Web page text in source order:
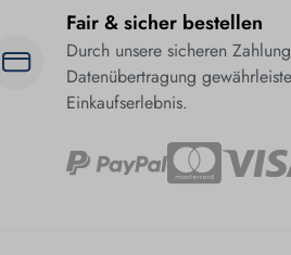
Fair & sicher bestellen
Durch unsere sicheren
Datenübertragung
Einkaufserlebnis.